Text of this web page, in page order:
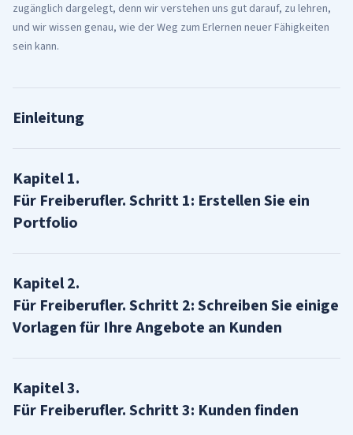
zugänglich dargelegt, denn wir verstehen uns gut darauf, zu lehren,
und wir wissen genau, wie der Weg zum Erlernen neuer Fähigkeiten
sein kann.
Einleitung
Kapitel1.
Für Freiberufler. Schritt 1: Erstellen Sie ein
Portfolio
Kapitel2.
Für Freiberufler. Schritt 2: Schreiben Sie einige
Vorlagen für Ihre Angebote an Kunden
Kapitel3.
Für Freiberufler. Schritt 3: Kunden finden